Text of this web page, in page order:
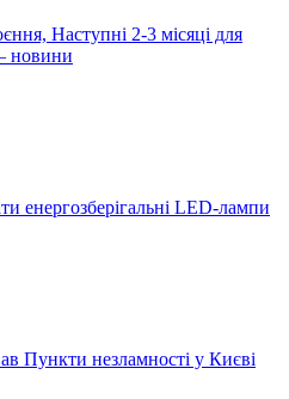
Наступні 2-3 місяці для
новини
LED-лампи
Пункти незламності у Києві